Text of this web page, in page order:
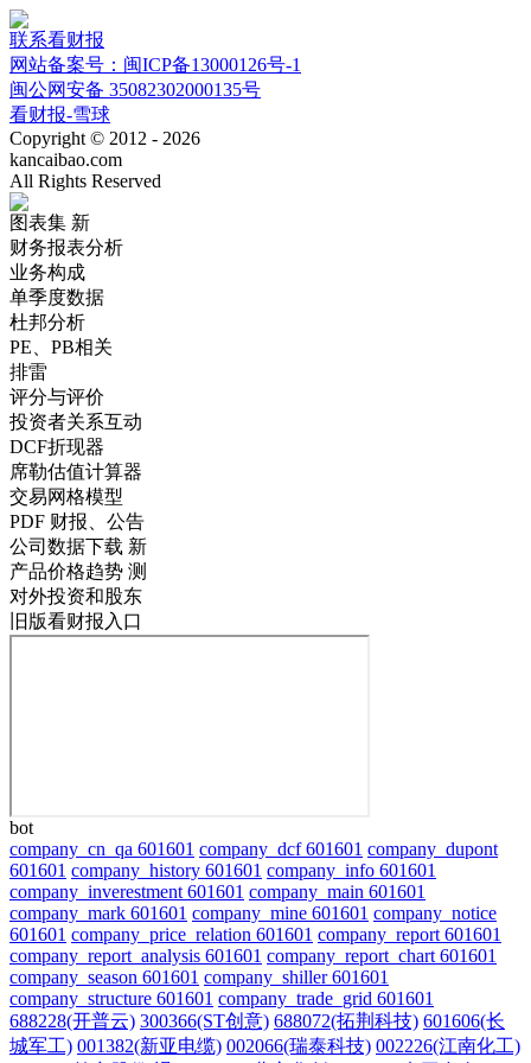
联系看财报
网站备案号：闽ICP备13000126号-1
闽公网安备 35082302000135号
看财报-雪球
Copyright © 2012 - 2026
kancaibao.com
All Rights Reserved
图表集 新
财务报表分析
业务构成
单季度数据
杜邦分析
PE、PB相关
排雷
评分与评价
投资者关系互动
DCF折现器
席勒估值计算器
交易网格模型
PDF 财报、公告
公司数据下载 新
产品价格趋势 测
对外投资和股东
旧版看财报入口
bot
company_cn_qa 601601 company_dcf 601601 company_dupont
601601 company_history 601601 company_info 601601
company_inverestment 601601 company_main 601601
company_mark 601601 company_mine 601601 company_notice
601601 company_price_relation 601601 company_report 601601
company_report_analysis 601601 company_report_chart 601601
company_season 601601 company_shiller 601601
company_structure 601601 company_trade_grid 601601
688228(开普云) 300366(ST创意) 688072(拓荆科技) 601606(长
城军工) 001382(新亚电缆) 002066(瑞泰科技) 002226(江南化工)